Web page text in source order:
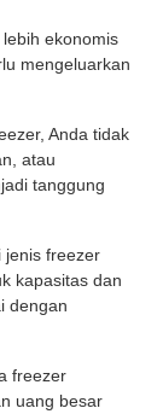
ekonomis
mengeluarkan
Anda tidak
atau
tanggung
jenis freezer
kapasitas dan
dengan
freezer
uang besar